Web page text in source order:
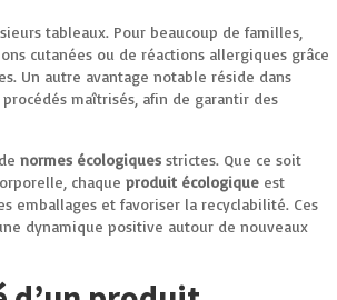
tableaux. Pour beaucoup de familles,
cutanées ou de réactions allergiques grâce
Un autre avantage notable réside dans
maîtrisés, afin de garantir des
normes écologiques strictes. Que ce soit
chaque produit écologique est
emballages et favoriser la recyclabilité. Ces
dynamique positive autour de nouveaux